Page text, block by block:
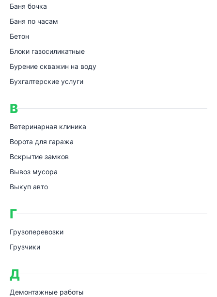
Баня бочка
Баня по часам
Бетон
Блоки газосиликатные
Бурение скважин на воду
Бухгалтерские услуги
В
Ветеринарная клиника
Ворота для гаража
Вскрытие замков
Вывоз мусора
Выкуп авто
Г
Грузоперевозки
Грузчики
Д
Демонтажные работы